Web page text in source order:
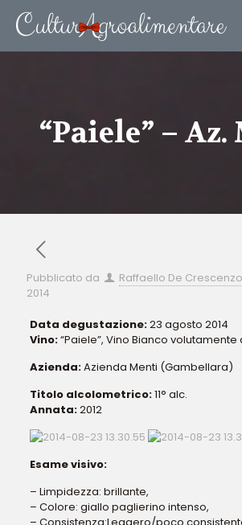
“Paiele” –
Pubblicato da Raffaello De Crescenzo
2014
Data degustazione:23 agosto 2014
Vino:“Paiele”, Vino Bianco
Azienda:Azienda Menti (Gambellara)
Titolo alcolometrico:11° alc.
Annata:2012
Esame visivo:
– Limpidezza: brillante,
– Colore: giallo paglierino intenso,